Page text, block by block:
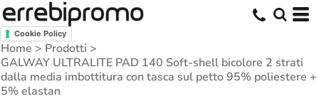
Cookie Policy
Home > Prodotti >
GALWAY ULTRALITE PAD 140 Soft-shell bicolore 2 strati
dalla media imbottitura con tasca sul petto 95% poliestere +
5% elastan